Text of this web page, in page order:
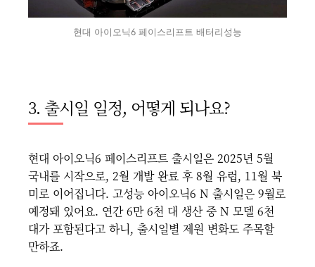
현대 아이오닉6 페이스리프트 배터리성능
3. 출시일 일정, 어떻게 되나요?
현대 아이오닉6 페이스리프트 출시일은 2025년 5월
국내를 시작으로, 2월 개발 완료 후 8월 유럽, 11월 북
미로 이어집니다. 고성능 아이오닉6 N 출시일은 9월로
예정돼 있어요. 연간 6만 6천 대 생산 중 N 모델 6천
대가 포함된다고 하니, 출시일별 제원 변화도 주목할
만하죠.